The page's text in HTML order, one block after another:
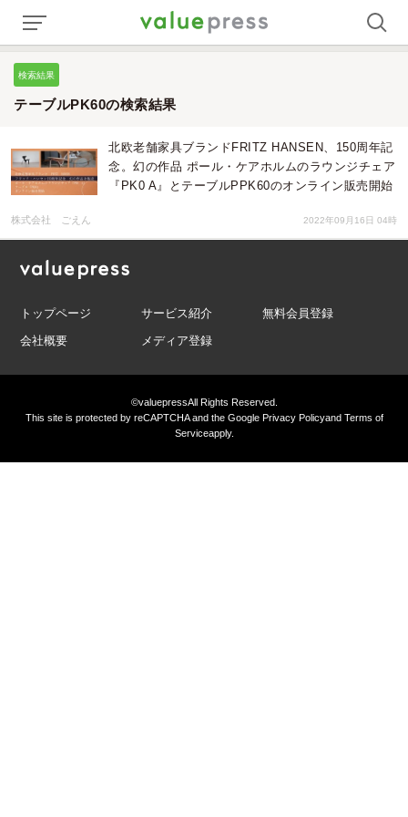
検索結果
テーブルPK60の検索結果
北欧老舗家具ブランドFRITZ HANSEN、150周年記
念。幻の作品 ポール・ケアホルムのラウンジチェア
『PK0 A』とテーブルPPK60のオンライン販売開始
株式会社 ごえん 2022年09月16日 04時
トップページ サービス紹介
無料会員登録
会社概要
メディア登録
©valuepressAll Rights Reserved.
This site is protected by reCAPTCHA and the GooglePrivacy Policyand Terms of
Serviceapply.